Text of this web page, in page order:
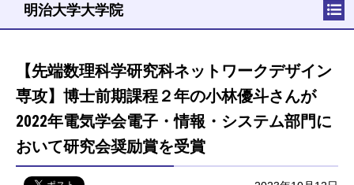
【先端数理科学研究科ネットワークデザイン
専攻】博士前期課程２年の小林優斗さんが
2022年電気学会電子・情報・システム部門に
おいて研究会奨励賞を受賞
明治大学大学院